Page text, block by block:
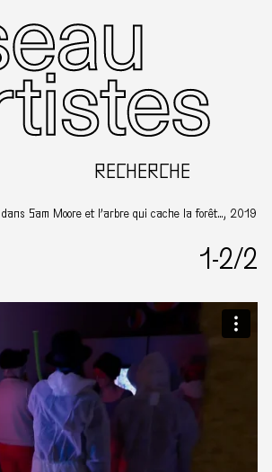
RECHERCHE
Sam Moore et l’arbre qui cache la forêt…, 2019
1-2/2